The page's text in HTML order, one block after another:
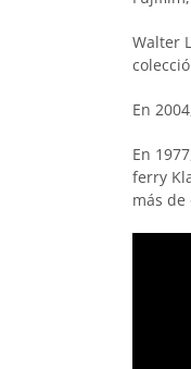
Walter
En
En
ferry
más